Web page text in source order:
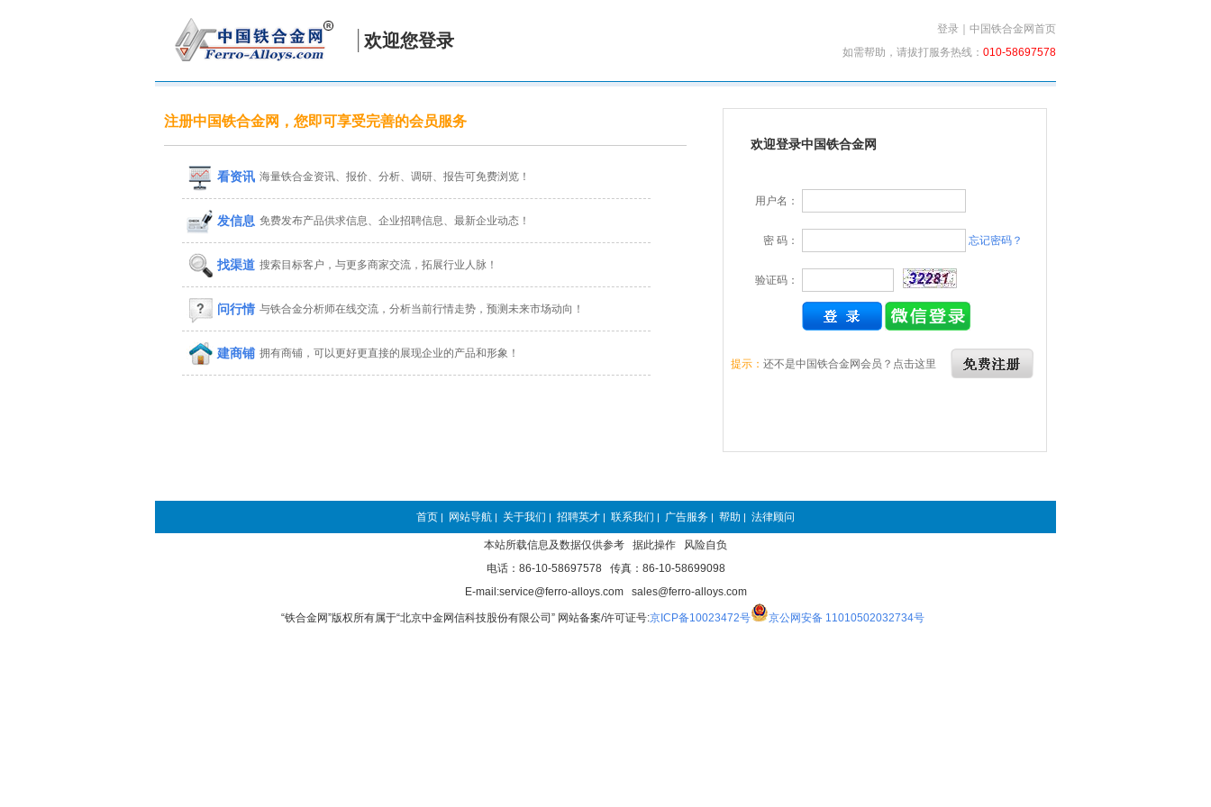
欢迎您登录
登录
中国铁合金网首页
如需帮助，请拔打服务热线： 010-58697578
注册中国铁合金网，您即可享受完善的会员服务
看资讯 海量铁合金资讯、报价、分析、调研、报告可免费浏览！
发信息 免费发布产品供求信息、企业招聘信息、最新企业动态！
找渠道 搜索目标客户，与更多商家交流，拓展行业人脉！
问行情 与铁合金分析师在线交流，分析当前行情走势，预测未来市场动向！
建商铺 拥有商铺，可以更好更直接的展现企业的产品和形象！
欢迎登录中国铁合金网
用户名：
密 码： 忘记密码？
验证码：
提示： 还不是中国铁合金网会员？点击这里
首页 | 网站导航 | 关于我们 | 招聘英才 | 联系我们 | 广告服务 | 帮助 | 法律顾问
本站所载信息及数据仅供参考 据此操作 风险自负
电话：86-10-58697578 传真：86-10-58699098
E-mail:service@ferro-alloys.com sales@ferro-alloys.com
“铁合金网”版权所有属于“北京中金网信科技股份有限公司” 网站备案/许可证号:京ICP备10023472号 京公网安备 11010502032734号